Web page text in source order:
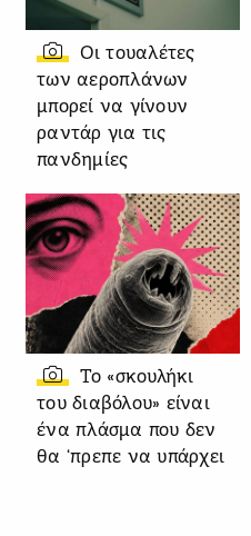
Οι τουαλέτες
των αεροπλάνων
μπορεί να γίνουν
ραντάρ για τις
πανδημίες
Το «σκουλήκι
του διαβόλου» είναι
ένα πλάσμα που δεν
θα ‘πρεπε να υπάρχει